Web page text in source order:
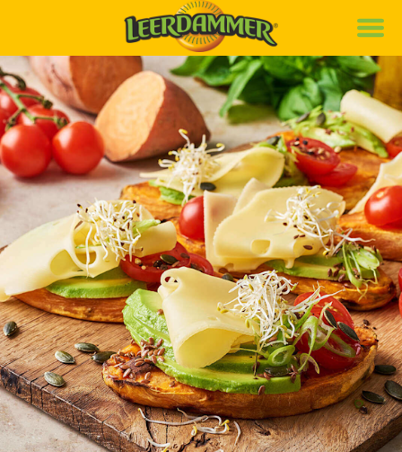
Marke
Rezepte
Produkte
News
Nachhaltigkeit
Karriere